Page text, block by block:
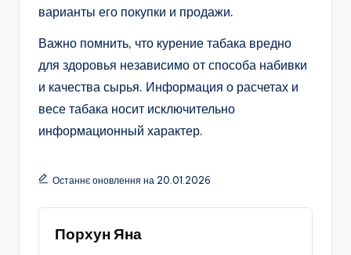
варианты его покупки и продажи.
Важно помнить, что курение табака вредно
для здоровья независимо от способа набивки
и качества сырья. Информация о расчетах и
весе табака носит исключительно
информационный характер.
Останнє оновлення на 20.01.2026
Порхун Яна